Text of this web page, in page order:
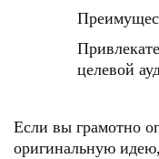
целевой
Если вы грамотно
оригинальную